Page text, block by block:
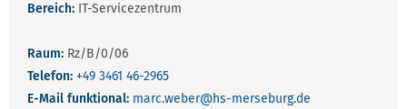
Bereich: IT-Servicezentrum
Raum: Rz/B/0/06
Telefon: +49 3461 46-2965
E-Mail funktional: marc.weber@hs-merseburg.de